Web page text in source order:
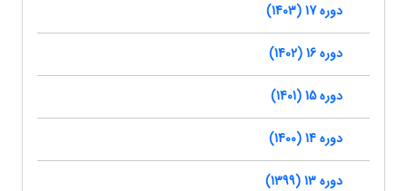
دوره 17 (1403)
دوره 16 (1402)
دوره 15 (1401)
دوره 14 (1400)
دوره 13 (1399)